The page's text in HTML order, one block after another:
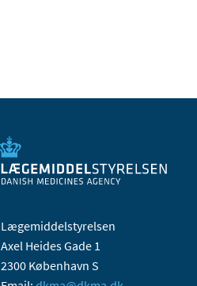
Lægemiddelstyrelsen
Axel Heides Gade 1
2300 København S